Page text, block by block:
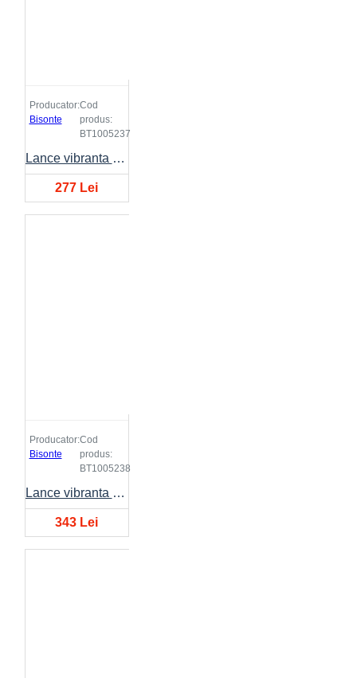
Producator:
Bisonte
Cod
produs:
BT1005237
Lance vibranta BISONTE VIBH Ø32mm, lungime 3 metri
277 Lei
Producator:
Bisonte
Cod
produs:
BT1005238
Lance vibranta BISONTE VIBH Ø38mm, lungime 3 metri
343 Lei